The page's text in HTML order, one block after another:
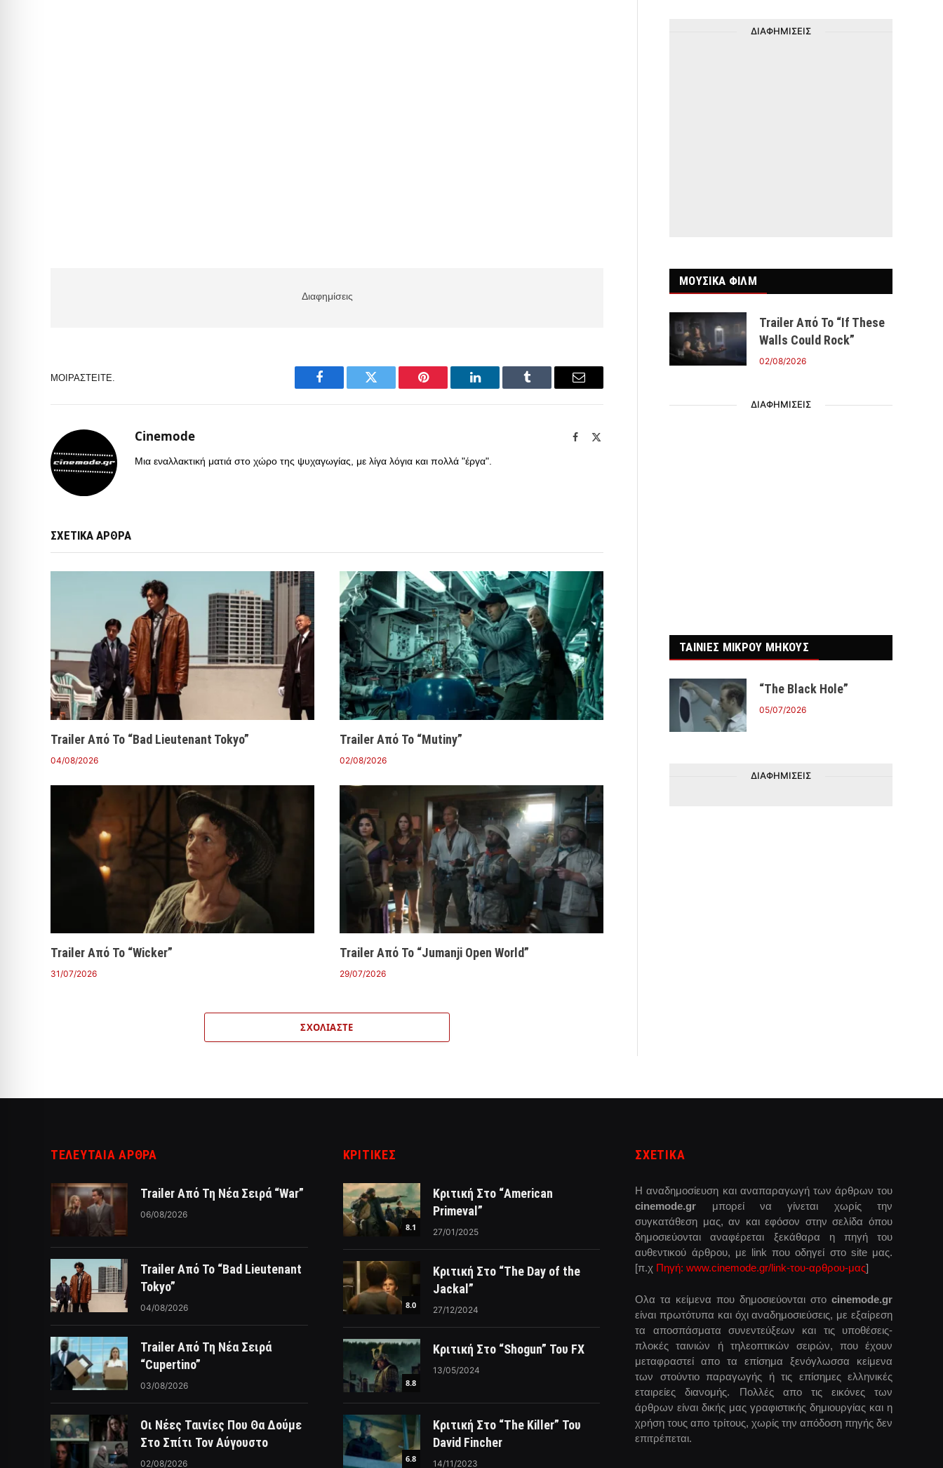
Διαφημίσεις
ΜΟΙΡΑΣΤΕΊΤΕ.
Facebook Twitter Pinterest LinkedIn Tumblr Email
Cinemode Facebook
Μια εναλλακτική ματιά στο χώρο της ψυχαγωγίας, με λίγα λόγια και πολλά "έργα".
ΣΧΕΤΙΚΑ ΑΡΘΡΑ
Trailer Από Το “Bad Lieutenant Tokyo”
04/08/2026
Trailer Από Το “Mutiny”
02/08/2026
Trailer Από Το “Wicker”
31/07/2026
Trailer Από Το “Jumanji Open World”
29/07/2026
ΣΧΟΛΙΆΣΤΕ
ΔΙΑΦΗΜΙΣΕΙΣ
ΜΟΥΣΙΚΑ ΦΙΛΜ
Trailer Από Το “If These
Walls Could Rock”
02/08/2026
ΔΙΑΦΗΜΙΣΕΙΣ
ΤΑΙΝΙΕΣ ΜΙΚΡΟΥ ΜΗΚΟΥΣ
“The Black Hole”
05/07/2026
ΔΙΑΦΗΜΙΣΕΙΣ
ΤΕΛΕΥΤΑΙΑ ΑΡΘΡΑ
Trailer Από Τη Νέα Σειρά “War”
06/08/2026
Trailer Από Το “Bad Lieutenant
Tokyo”
04/08/2026
Trailer Από Τη Νέα Σειρά
“Cupertino”
03/08/2026
Οι Νέες Ταινίες Που Θα Δούμε
Στο Σπίτι Τον Αύγουστο
02/08/2026
ΚΡΙΤΙΚΈΣ
8.1
Κριτική Στο “American
Primeval”
27/01/2025
8.0
Κριτική Στο “The Day of the
Jackal”
27/12/2024
8.8
Κριτική Στο “Shogun” Του FX
13/05/2024
6.8
Κριτική Στο “The Killer” Του
David Fincher
14/11/2023
ΣΧΕΤΙΚΑ
Η αναδημοσίευση και αναπαραγωγή των άρθρων του
cinemode.gr μπορεί να γίνεται χωρίς την
συγκατάθεση μας, αν και εφόσον στην σελίδα όπου
δημοσιεύονται αναφέρεται ξεκάθαρα η πηγή του
αυθεντικού άρθρου, με link που οδηγεί στο site μας.
[π.χ Πηγή: www.cinemode.gr/link-του-αρθρου-μας]
Ολα τα κείμενα που δημοσιεύονται στο cinemode.gr
είναι πρωτότυπα και όχι αναδημοσιεύσεις, με εξαίρεση
τα αποσπάσματα συνεντεύξεων και τις υποθέσεις-
πλοκές ταινιών ή τηλεοπτικών σειρών, που έχουν
μεταφραστεί απο τα επίσημα ξενόγλωσσα κείμενα
των στούντιο παραγωγής ή τις επίσημες ελληνικές
εταιρείες διανομής. Πολλές απο τις εικόνες των
άρθρων είναι δικής μας γραφιστικής δημιουργίας και η
χρήση τους απο τρίτους, χωρίς την απόδοση πηγής δεν
επιτρέπεται.